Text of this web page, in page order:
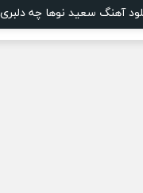
آهنگ سعید نوها چه دلبری